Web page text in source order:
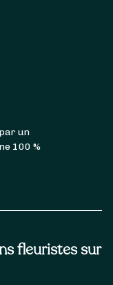
fleuristes sur
un
100 %